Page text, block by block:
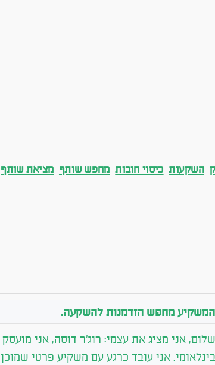
השקעות כיסוי חובות מחפש שותף מציאת שותף
המשקיע מחפש הזדמנות להשקעה.
שלום, אני מציג את עצמי: רוג'ר דוסה, אני
בינלאומי. אני עובד כרגע עם משקיע פרטי